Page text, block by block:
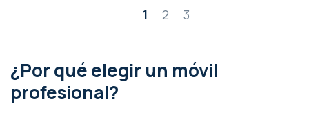
Página1 2 3
¿Por qué elegir un móvil
profesional?